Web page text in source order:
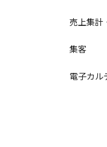
売上集計
集客
電子カル